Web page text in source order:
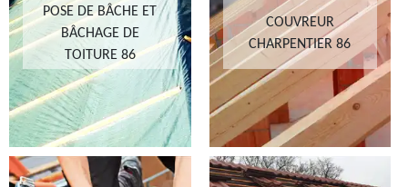
POSE DE BÂCHE ET
BÂCHAGE DE
TOITURE 86
COUVREUR
CHARPENTIER 86